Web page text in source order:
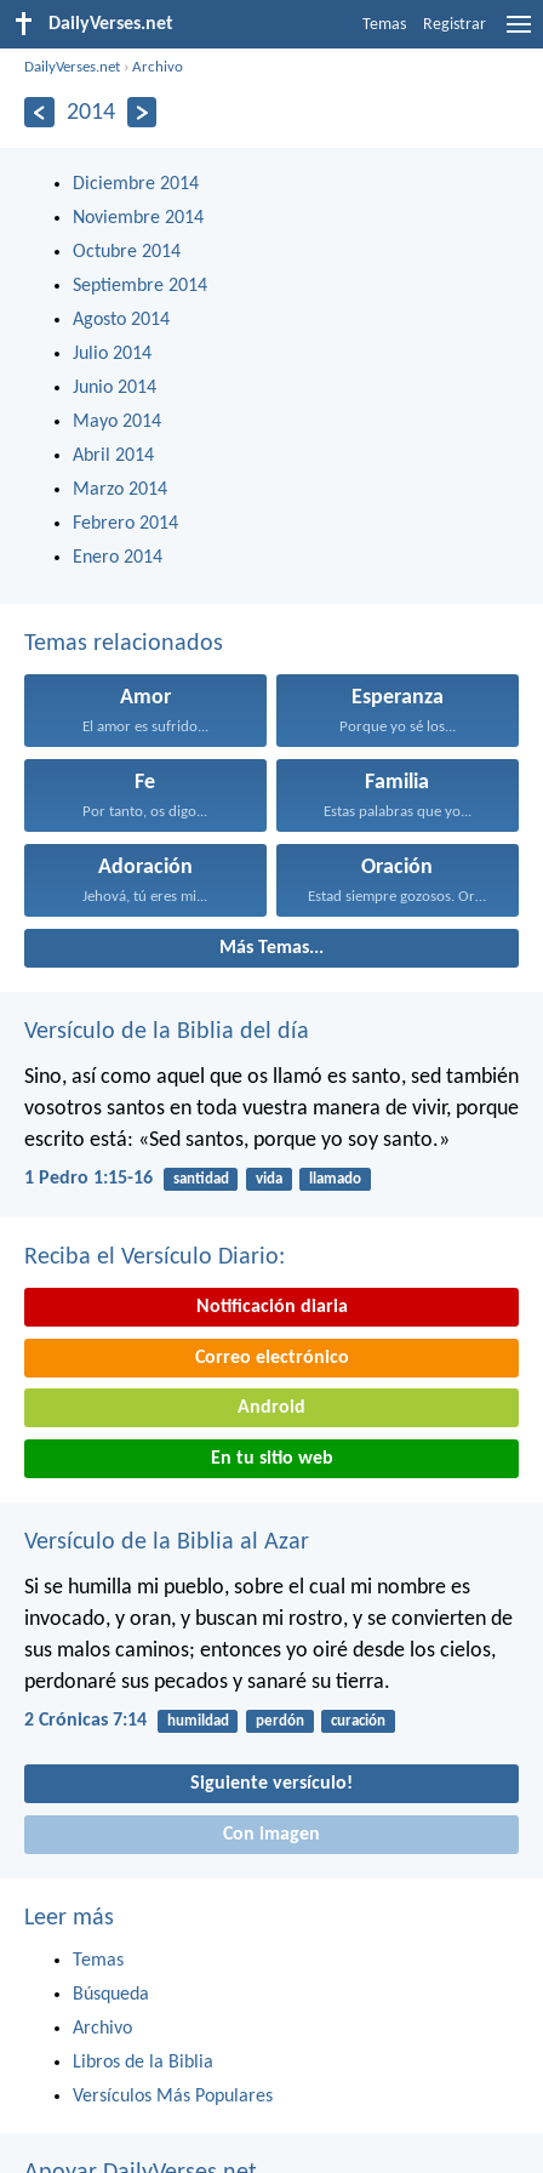
DailyVerses.net Temas Registrar
DailyVerses.net ›Archivo
2014
Diciembre 2014
Noviembre 2014
Octubre 2014
Septiembre 2014
Agosto 2014
Julio 2014
Junio 2014
Mayo 2014
Abril 2014
Marzo 2014
Febrero 2014
Enero 2014
Temas relacionados
Amor
El amor es sufrido...
Esperanza
Porque yo sé los...
Fe
Por tanto, os digo...
Familia
Estas palabras que yo...
Adoración
Jehová, tú eres mi...
Oración
Estad siempre gozosos. Orad...
Más Temas...
Versículo de la Biblia del día
Sino, así como aquel que os llamó es santo, sed también
vosotros santos en toda vuestra manera de vivir, porque
escrito está: «Sed santos, porque yo soy santo.»
1 Pedro 1:15-16 santidad vida llamado
Reciba el Versículo Diario:
Notificación diaria
Correo electrónico
Android
En tu sitio web
Versículo de la Biblia al Azar
Si se humilla mi pueblo, sobre el cual mi nombre es
invocado, y oran, y buscan mi rostro, y se convierten de
sus malos caminos; entonces yo oiré desde los cielos,
perdonaré sus pecados y sanaré su tierra.
2 Crónicas 7:14 humildad perdón curación
Siguiente versículo!
Con imagen
Leer más
Temas
Búsqueda
Archivo
Libros de la Biblia
Versículos Más Populares